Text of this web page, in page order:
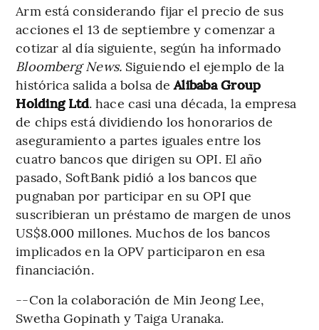
Arm está considerando fijar el precio de sus
acciones el 13 de septiembre y comenzar a
cotizar al día siguiente, según ha informado
Bloomberg News.Siguiendo el ejemplo de la
histórica salida a bolsa deAlibaba Group
Holding Ltd. hace casi una década, la empresa
de chips está dividiendo los honorarios de
aseguramiento a partes iguales entre los
cuatro bancos que dirigen su OPI. El año
pasado, SoftBank pidió a los bancos que
pugnaban por participar en su OPI que
suscribieran un préstamo de margen de unos
US$8.000 millones. Muchos de los bancos
implicados en la OPV participaron en esa
financiación.
--Con la colaboración de Min Jeong Lee,
Swetha Gopinath y Taiga Uranaka.